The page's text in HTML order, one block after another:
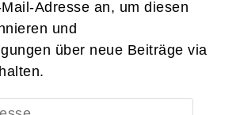
Adresse an, um diesen
und
über neue Beiträge via